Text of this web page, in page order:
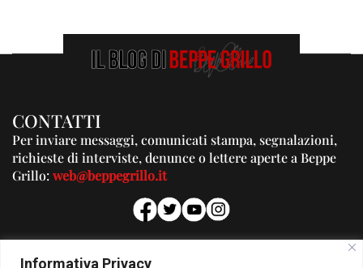
Informativa Privacy
CONTATTI
Per inviare messaggi, comunicati stampa, segnalazioni,
richieste di interviste, denunce o lettere aperte a Beppe
Grillo:web@beppegrillo.it
PUBBLICITA'